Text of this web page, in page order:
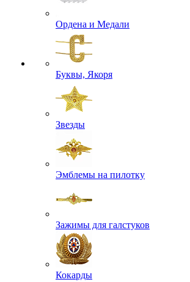
Ордена и Медали
Буквы, Якоря
Звезды
Эмблемы на пилотку
Зажимы для галстуков
Кокарды